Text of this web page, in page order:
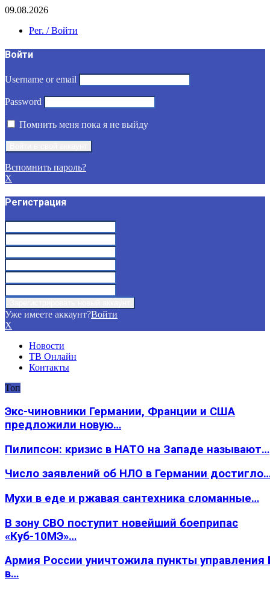
09.08.2026
Рег. / Войти
Войти
Username or email
Password
Помнить меня пока я не выйду
Вспомнить пароль?
X
Регистрация
Уже имеете аккаунт?Войти
X
Новости
ТВ Онлайн
Контакты
Топ
Экс-чиновники Германии, Франции и США
предложили новую…
Пилипсон: кризис в НАТО на Западе называют…
Число заявлений об НЛО в Германии
Мухи в еде и ржавая сантехника сломанные…
В зону СВО поступит новейший боеприпас
«Куб-10МЭ»…
Армия России уничтожила пункты
в…